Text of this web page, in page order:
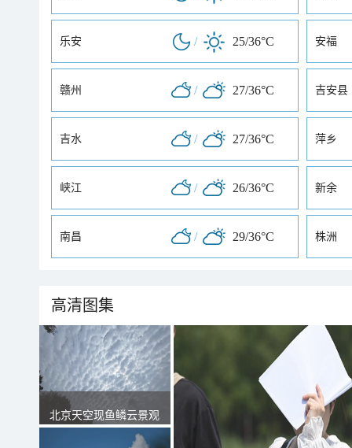
乐安 / 25/36°C 安福
赣州 / 27/36°C 吉安县
吉水 / 27/36°C 萍乡
峡江 / 26/36°C 新余
南昌 / 29/36°C 株洲
高清图集
北京天空现鱼鳞云景观